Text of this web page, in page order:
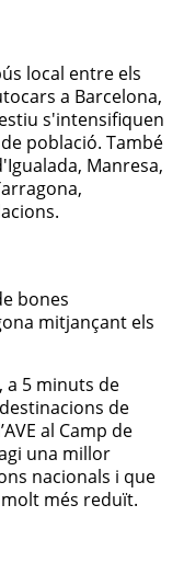
TALLERS
local entre els
a Barcelona,
s'intensifiquen
població. També
Manresa,
bones
mitjançant els
a 5 minuts de
de
al Camp de
una millor
nacionals i que
més reduït.